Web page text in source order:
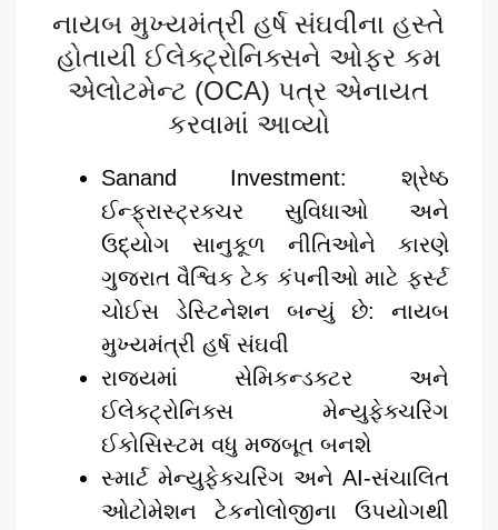
A
p
b
o
નાયબ મુખ્યમંત્રી હર્ષ સંઘવીના હસ્તે
હોતાયી ઈલેક્ટ્રોનિક્સને ઓફર કમ
એલોટમેન્ટ (OCA) પત્ર એનાયત
કરવામાં આવ્યો
Sanand Investment: શ્રેષ્ઠ
ઈન્ફ્રાસ્ટ્રક્ચર સુવિધાઓ અને
ઉદ્યોગ સાનુકૂળ નીતિઓને કારણે
ગુજરાત વૈશ્વિક ટેક કંપનીઓ માટે ફર્સ્ટ
ચોઈસ ડેસ્ટિનેશન બન્યું છે: નાયબ
મુખ્યમંત્રી હર્ષ સંઘવી
રાજ્યમાં સેમિકન્ડક્ટર અને
ઈલેક્ટ્રોનિક્સ મેન્યુફેક્ચરિંગ
ઈકોસિસ્ટમ વધુ મજબૂત બનશે
સ્માર્ટ મેન્યુફેક્ચરિંગ અને AI-સંચાલિત
ઓટોમેશન ટેકનોલોજીના ઉપયોગથી